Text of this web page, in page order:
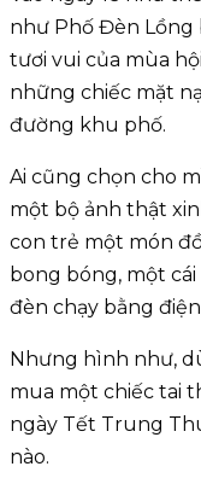
như Phố Đèn Lồng
tươi vui của mùa
những chiếc mặt
đường khu phố.
Ai cũng chọn cho
một bộ ảnh thật
con trẻ một món
bong bóng, một
đèn chạy bằng
Nhưng hình như,
mua một chiếc tai
ngày Tết Trung
nào.